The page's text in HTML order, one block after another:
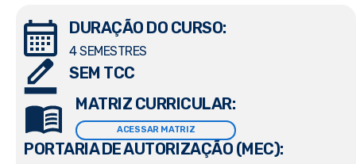
DURAÇÃO DO CURSO:
4 SEMESTRES
SEM TCC
MATRIZ CURRICULAR:
ACESSAR MATRIZ
PORTARIA DE AUTORIZAÇÃO (MEC):